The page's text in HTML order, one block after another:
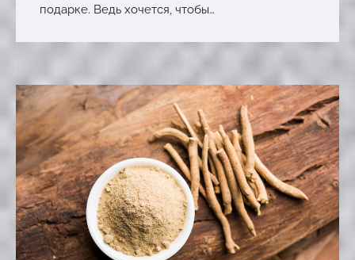
подарке. Ведь хочется, чтобы…